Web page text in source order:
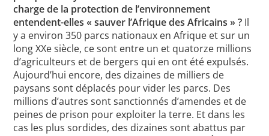
charge de la protection de l’environnement
entendent-elles « sauver l’Afrique des Africains » ? Il
y a environ 350 parcs nationaux en Afrique et sur un
long XXe siècle, ce sont entre un et quatorze millions
d’agriculteurs et de bergers qui en ont été expulsés.
Aujourd’hui encore, des dizaines de milliers de
paysans sont déplacés pour vider les parcs. Des
millions d’autres sont sanctionnés d’amendes et de
peines de prison pour exploiter la terre. Et dans les
cas les plus sordides, des dizaines sont abattus par